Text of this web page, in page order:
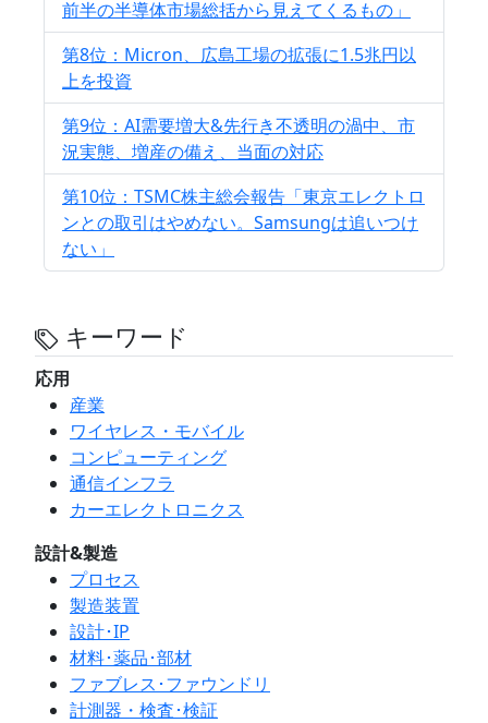
前半の半導体市場総括から見えてくるもの」
第8位：Micron、広島工場の拡張に1.5兆円以
上を投資
第9位：AI需要増大&先行き不透明の渦中、市
況実態、増産の備え、当面の対応
第10位：TSMC株主総会報告「東京エレクトロ
ンとの取引はやめない。Samsungは追いつけ
ない」
キーワード
応用
産業
ワイヤレス・モバイル
コンピューティング
通信インフラ
カーエレクトロニクス
設計&製造
プロセス
製造装置
設計･IP
材料･薬品･部材
ファブレス･ファウンドリ
計測器・検査･検証